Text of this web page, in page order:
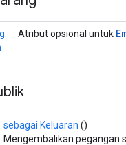
Atribut opsional untuk
sebagai Keluaran ()
Mengembalikan pegangan